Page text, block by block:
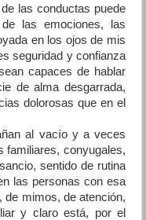
las conductas puede
las emociones, las
en los ojos de mis
seguridad y confianza
capaces de hablar
de alma desgarrada,
dolorosas que en el
al vacío y a veces
familiares, conyugales,
sentido de rutina
las personas con esa
de mimos, de atención,
y claro está, por el